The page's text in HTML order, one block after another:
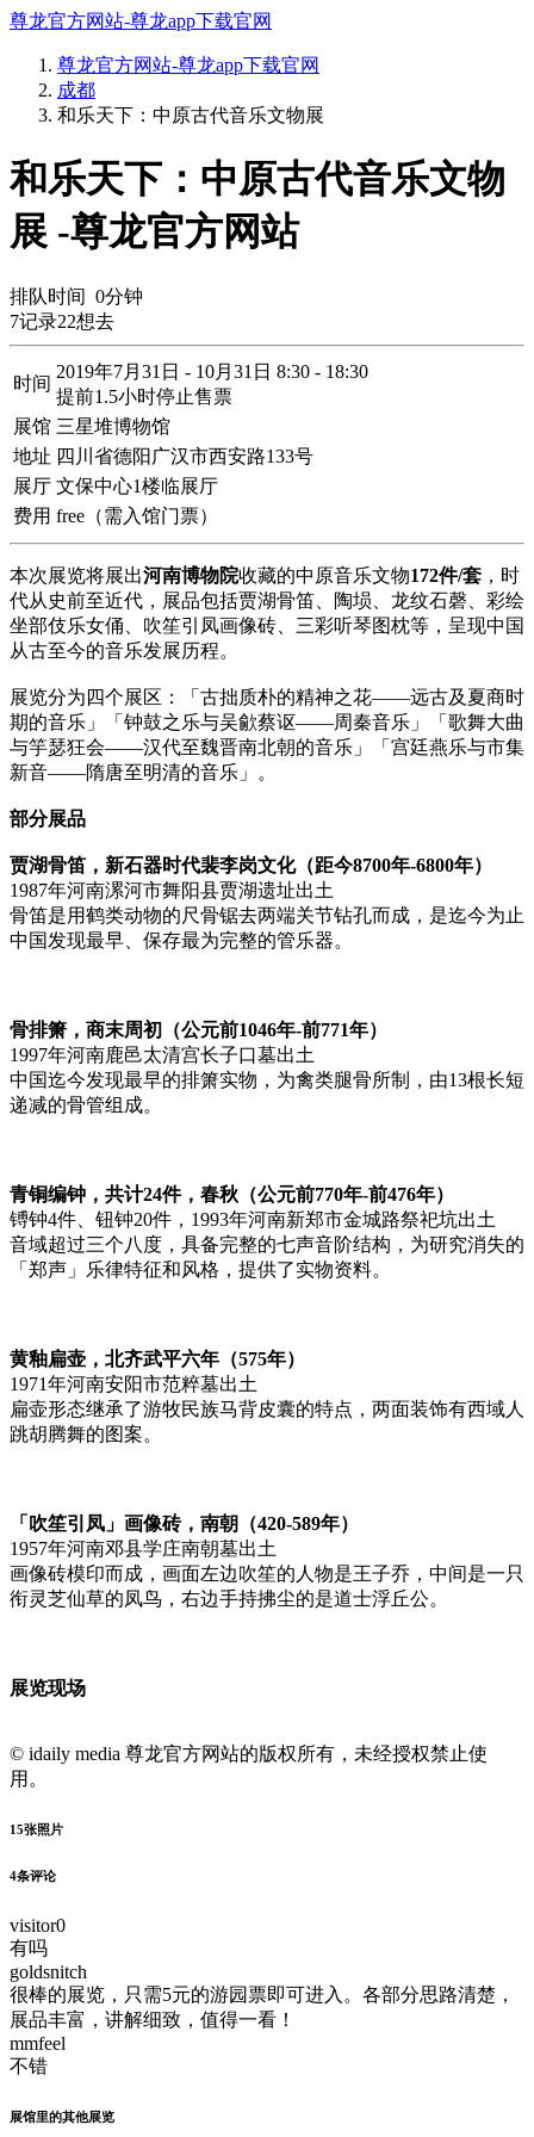
尊龙官方网站-尊龙app下载官网
尊龙官方网站-尊龙app下载官网
成都
和乐天下：中原古代音乐文物展
和乐天下：中原古代音乐文物
展 -尊龙官方网站
排队时间 0分钟
7记录22想去
时间
2019年7月31日 - 10月31日 8:30 - 18:30
提前1.5小时停止售票
展馆 三星堆博物馆
地址 四川省德阳广汉市西安路133号
展厅 文保中心1楼临展厅
费用 free（需入馆门票）
本次展览将展出河南博物院收藏的中原音乐文物172件/套 ，时
代从史前至近代，展品包括贾湖骨笛、陶埙、龙纹石磬、彩绘
坐部伎乐女俑、吹笙引凤画像砖、三彩听琴图枕等，呈现中国
从古至今的音乐发展历程。
展览分为四个展区：「古拙质朴的精神之花——远古及夏商时
期的音乐」「钟鼓之乐与吴歈蔡讴——周秦音乐」「歌舞大曲
与竽瑟狂会——汉代至魏晋南北朝的音乐」「宫廷燕乐与市集
新音——隋唐至明清的音乐」。
部分展品
贾湖骨笛，新石器时代裴李岗文化（距今8700年-6800年）
1987年河南漯河市舞阳县贾湖遗址出土
骨笛是用鹤类动物的尺骨锯去两端关节钻孔而成，是迄今为止
中国发现最早、保存最为完整的管乐器。
骨排箫，商末周初（公元前1046年-前771年）
1997年河南鹿邑太清宫长子口墓出土
中国迄今发现最早的排箫实物，为禽类腿骨所制，由13根长短
递减的骨管组成。
青铜编钟，共计24件，春秋（公元前770年-前476年）
镈钟4件、钮钟20件，1993年河南新郑市金城路祭祀坑出土
音域超过三个八度，具备完整的七声音阶结构，为研究消失的
「郑声」乐律特征和风格，提供了实物资料。
黄釉扁壶，北齐武平六年（575年）
1971年河南安阳市范粹墓出土
扁壶形态继承了游牧民族马背皮囊的特点，两面装饰有西域人
跳胡腾舞的图案。
「吹笙引凤」画像砖，南朝（420-589年）
1957年河南邓县学庄南朝墓出土
画像砖模印而成，画面左边吹笙的人物是王子乔，中间是一只
衔灵芝仙草的凤鸟，右边手持拂尘的是道士浮丘公。
展览现场
© idaily media 尊龙官方网站的版权所有，未经授权禁止使
用。
15张照片
4条评论
visitor0
有吗
goldsnitch
很棒的展览，只需5元的游园票即可进入。各部分思路清楚，
展品丰富，讲解细致，值得一看！
mmfeel
不错
展馆里的其他展览